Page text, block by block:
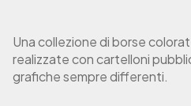
Una collezione di borse
realizzate con cartelloni
grafiche sempre differenti.